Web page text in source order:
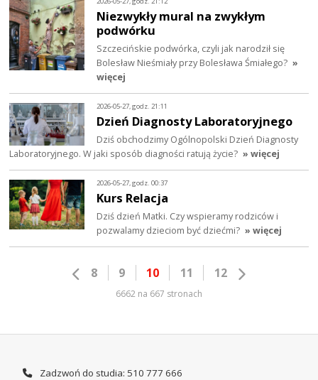
Niezwykły mural na zwykłym
podwórku
Szczecińskie podwórka, czyli jak narodził się
Bolesław Nieśmiały przy Bolesława Śmiałego? »
więcej
2026-05-27, godz. 21:11
Dzień Diagnosty Laboratoryjnego
Dziś obchodzimy Ogólnopolski Dzień Diagnosty
Laboratoryjnego. W jaki sposób diagności ratują życie? » więcej
2026-05-27, godz. 00:37
Kurs Relacja
Dziś dzień Matki. Czy wspieramy rodziców i
pozwalamy dzieciom być dziećmi? » więcej
8 9 10 11 12
6662 na 667 stronach
Zadzwoń do studia: 510 777 666